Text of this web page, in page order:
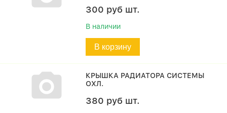
300 руб шт.
В наличии
В корзину
КРЫШКА РАДИАТОРА СИСТЕМЫ
ОХЛ.
380 руб шт.